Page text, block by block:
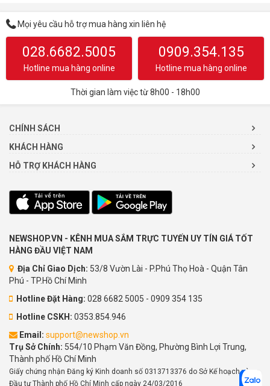
Mọi yêu cầu hỗ trợ mua hàng xin liên hệ
028.6682.5005
Hotline mua hàng online
0909.354.135
Hotline mua hàng online
Thời gian làm việc từ 8h00 - 18h00
CHÍNH SÁCH
KHÁCH HÀNG
HỖ TRỢ KHÁCH HÀNG
NEWSHOP.VN - KÊNH MUA SẮM TRỰC TUYẾN UY TÍN GIÁ TỐT
HÀNG ĐẦU VIỆT NAM
Địa Chỉ Giao Dịch: 53/8 Vườn Lài - P.Phú Thọ Hoà - Quận Tân
Phú - TP.Hồ Chí Minh
Hotline Đặt Hàng: 028 6682 5005 - 0909 354 135
Hotline CSKH: 0353.854.946
Email: support@newshop.vn
Trụ Sở Chính: 554/10 Phạm Văn Đồng, Phường Bình Lợi Trung,
Thành phố Hồ Chí Minh
Giấy chứng nhận Đăng ký Kinh doanh số 0313713376 do Sở Kế hoạch và
Đầu tư Thành phố Hồ Chí Minh cấp ngày 24/03/2016